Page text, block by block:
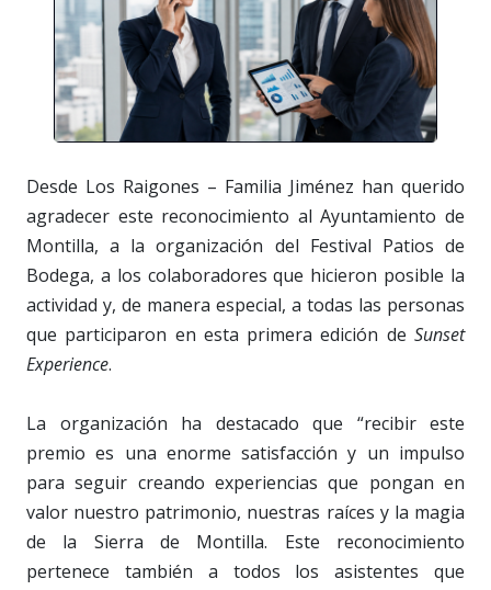
Desde Los Raigones – Familia Jiménez han querido
agradecer este reconocimiento al Ayuntamiento de
Montilla, a la organización del Festival Patios de
Bodega, a los colaboradores que hicieron posible la
actividad y, de manera especial, a todas las personas
que participaron en esta primera edición de Sunset
Experience.
La organización ha destacado que “recibir este
premio es una enorme satisfacción y un impulso
para seguir creando experiencias que pongan en
valor nuestro patrimonio, nuestras raíces y la magia
de la Sierra de Montilla. Este reconocimiento
pertenece también a todos los asistentes que